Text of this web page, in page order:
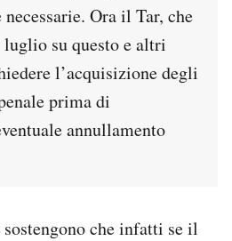
Ora il Tar, che
su questo e altri
l’acquisizione degli
prima di
annullamento
che infatti se il